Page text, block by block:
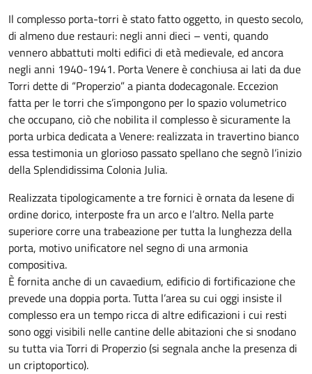
Il complesso porta-torri è stato fatto oggetto, in questo secolo,
di almeno due restauri: negli anni dieci – venti, quando
vennero abbattuti molti edifici di età medievale, ed ancora
negli anni 1940-1941. Porta Venere è conchiusa ai lati da due
Torri dette di “Properzio” a pianta dodecagonale. Eccezion
fatta per le torri che s’impongono per lo spazio volumetrico
che occupano, ciò che nobilita il complesso è sicuramente la
porta urbica dedicata a Venere: realizzata in travertino bianco
essa testimonia un glorioso passato spellano che segnò l’inizio
della Splendidissima Colonia Julia.
Realizzata tipologicamente a tre fornici è ornata da lesene di
ordine dorico, interposte fra un arco e l’altro. Nella parte
superiore corre una trabeazione per tutta la lunghezza della
porta, motivo unificatore nel segno di una armonia
compositiva.
È fornita anche di un cavaedium, edificio di fortificazione che
prevede una doppia porta. Tutta l’area su cui oggi insiste il
complesso era un tempo ricca di altre edificazioni i cui resti
sono oggi visibili nelle cantine delle abitazioni che si snodano
su tutta via Torri di Properzio (si segnala anche la presenza di
un criptoportico).